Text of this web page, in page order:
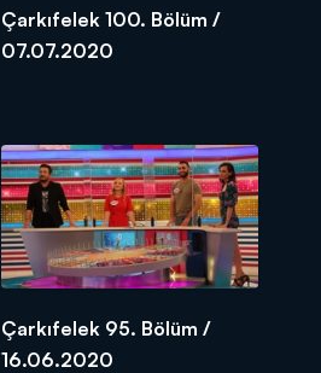
Çarkıfelek 100. Bölüm /
07.07.2020
Çarkıfelek 95. Bölüm /
16.06.2020